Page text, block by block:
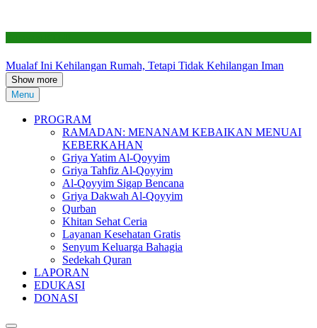
Mualaf Ini Kehilangan Rumah, Tetapi Tidak Kehilangan Iman
Show more
Menu
PROGRAM
RAMADAN: MENANAM KEBAIKAN MENUAI
KEBERKAHAN
Griya Yatim Al-Qoyyim
Griya Tahfiz Al-Qoyyim
Al-Qoyyim Sigap Bencana
Griya Dakwah Al-Qoyyim
Qurban
Khitan Sehat Ceria
Layanan Kesehatan Gratis
Senyum Keluarga Bahagia
Sedekah Quran
LAPORAN
EDUKASI
DONASI